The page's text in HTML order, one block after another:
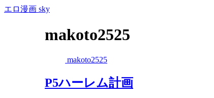
エロ漫画 sky
makoto2525
makoto2525
P5ハーレム計画